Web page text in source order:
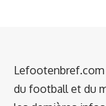
Lefootenbref.com
du football et du